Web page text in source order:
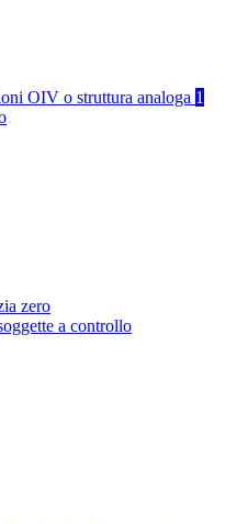
OIV o struttura analoga 1
zero
a controllo